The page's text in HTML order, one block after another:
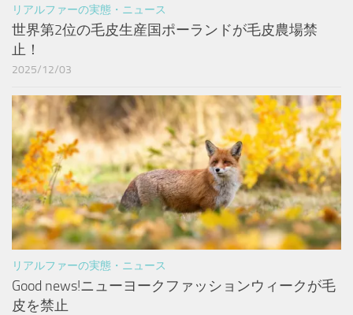
リアルファーの実態・ニュース
世界第2位の毛皮生産国ポーランドが毛皮農場禁
止！
2025/12/03
リアルファーの実態・ニュース
Good news!ニューヨークファッションウィークが毛
皮を禁止